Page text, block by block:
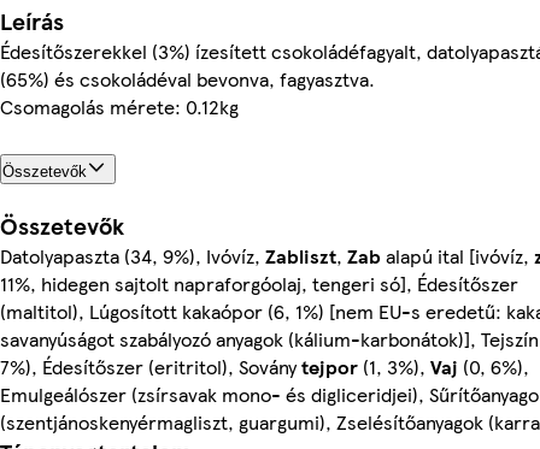
Leírás
Édesítőszerekkel (3%) ízesített csokoládéfagyalt,
(65%) és csokoládéval bevonva, fagyasztva.
Csomagolás mérete: 0.12kg
Összetevők
Összetevők
Datolyapaszta (34, 9%), Ivóvíz, Zabliszt, Zabalapú ital [ivóvíz,
11%, hidegen sajtolt napraforgóolaj, tengeri só], Édesítőszer
(maltitol), Lúgosított kakaópor (6, 1%) [nem EU-s eredetű:
savanyúságot szabályozó anyagok (kálium-karbonátok)],
7%), Édesítőszer (eritritol), Soványtejpor (1, 3%), Vaj (0, 6%),
Emulgeálószer (zsírsavak mono- és digliceridjei),
(szentjánoskenyérmagliszt, guargumi), Zselésítőanyagok